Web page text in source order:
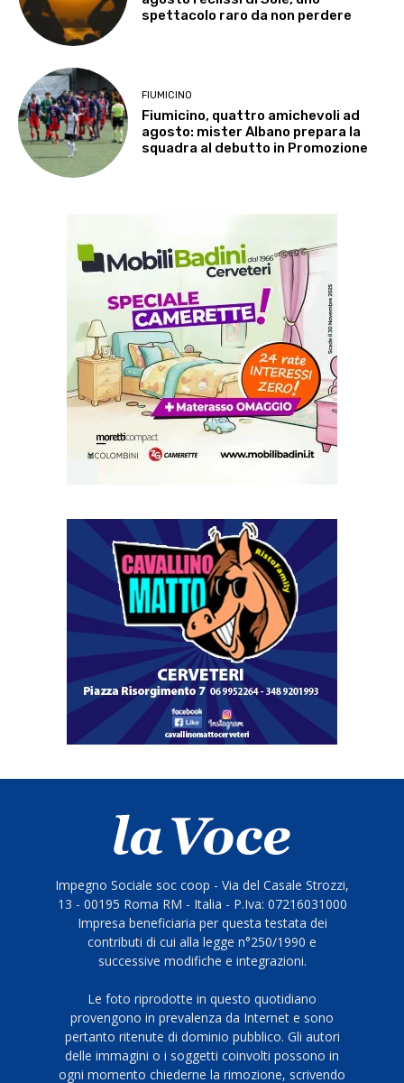
spettacolo raro da non perdere
FIUMICINO
Fiumicino, quattro amichevoli ad
agosto: mister Albano prepara la
squadra al debutto in Promozione
Impegno Sociale soc coop - Via del Casale Strozzi,
13 - 00195 Roma RM - Italia - P.Iva: 07216031000
Impresa beneficiaria per questa testata dei
contributi di cui alla legge n°250/1990 e
successive modifiche e integrazioni.
Le foto riprodotte in questo quotidiano
provengono in prevalenza da Internet e sono
pertanto ritenute di dominio pubblico. Gli autori
delle immagini o i soggetti coinvolti possono in
ogni momento chiederne la rimozione, scrivendo